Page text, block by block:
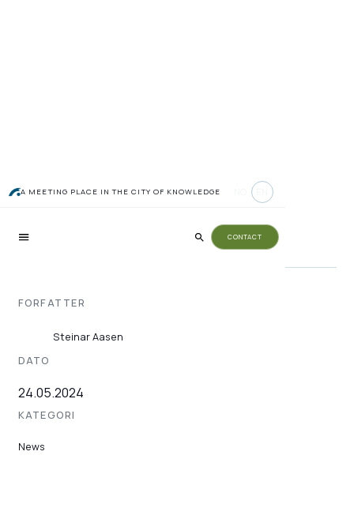
A MEETING PLACE IN THE CITY OF KNOWLEDGE
CONTACT
Bygger fundament for
bærekraftig vekst
FORFATTER
Steinar Aasen
DATO
24.05.2024
KATEGORI
News